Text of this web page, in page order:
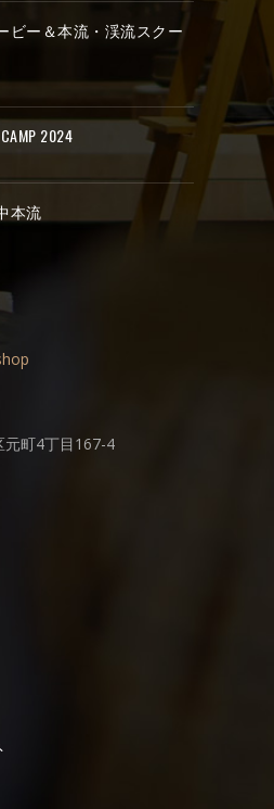
ビー＆本流・渓流スクー
CAMP 2024
本流
元町4丁目167-4